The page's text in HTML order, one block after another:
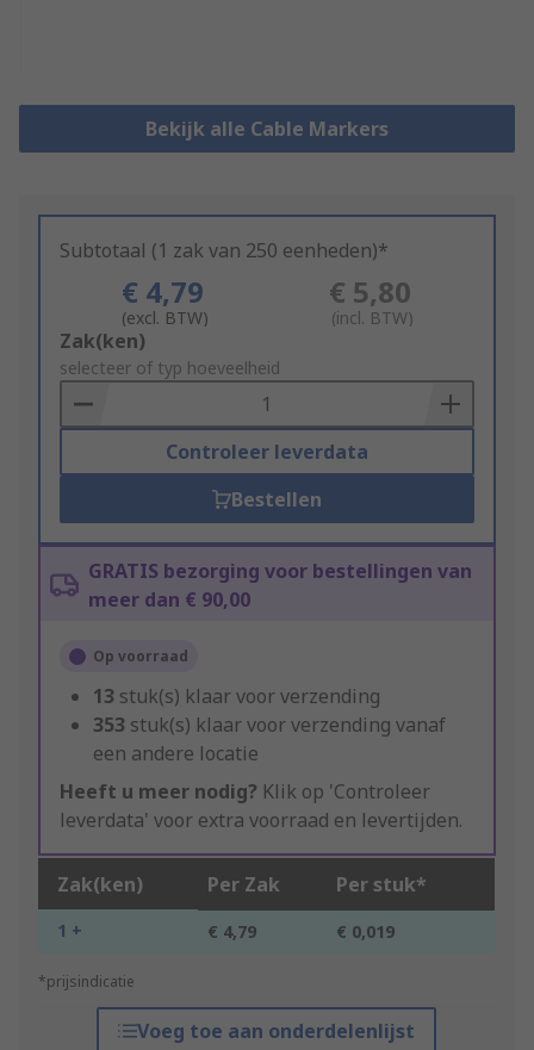
Bekijk alle Cable Markers
Subtotaal (1 zak van 250 eenheden)*
€ 4,79
(excl. BTW)
€ 5,80
(incl. BTW)
Add
to
Basket
Zak(ken)
selecteer of typ hoeveelheid
Controleer leverdata
Bestellen
GRATIS bezorging voor bestellingen van
meer dan € 90,00
Op voorraad
13 stuk(s) klaar voor verzending
353 stuk(s) klaar voor verzending vanaf
een andere locatie
Heeft u meer nodig? Klik op 'Controleer
leverdata' voor extra voorraad en levertijden.
Zak(ken) Per Zak Per stuk*
1 + € 4,79 € 0,019
*prijsindicatie
Voeg toe aan onderdelenlijst